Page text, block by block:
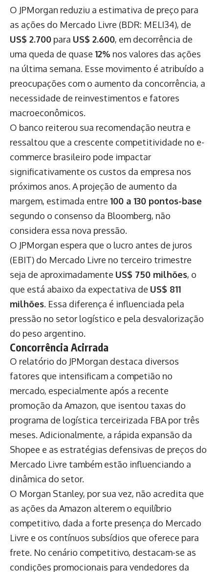
O JPMorgan reduziu a estimativa de preço para
as ações do Mercado Livre (BDR: MELI34), de
US$ 2.700 para US$ 2.600, em decorrência de
uma queda de quase 12% nos valores das ações
na última semana. Esse movimento é atribuído a
preocupações com o aumento da concorrência, a
necessidade de reinvestimentos e fatores
macroeconômicos.
O banco reiterou sua recomendação neutra e
ressaltou que a crescente competitividade no e-
commerce brasileiro pode impactar
significativamente os custos da empresa nos
próximos anos. A projeção de aumento da
margem, estimada entre 100 a 130 pontos-base
segundo o consenso da Bloomberg, não
considera essa nova pressão.
O JPMorgan espera que o lucro antes de juros
(EBIT) do Mercado Livre no terceiro trimestre
seja de aproximadamente US$ 750 milhões, o
que está abaixo da expectativa de US$ 811
milhões. Essa diferença é influenciada pela
pressão no setor logístico e pela desvalorização
do peso argentino.
Concorrência Acirrada
O relatório do JPMorgan destaca diversos
fatores que intensificam a competião no
mercado, especialmente após a recente
promoção da Amazon, que isentou taxas do
programa de logística terceirizada FBA por três
meses. Adicionalmente, a rápida expansão da
Shopee e as estratégias defensivas de preços do
Mercado Livre também estão influenciando a
dinâmica do setor.
O Morgan Stanley, por sua vez, não acredita que
as ações da Amazon alterem o equilíbrio
competitivo, dada a forte presença do Mercado
Livre e os contínuos subsídios que oferece para
frete. No cenário competitivo, destacam-se as
condições promocionais para vendedores da